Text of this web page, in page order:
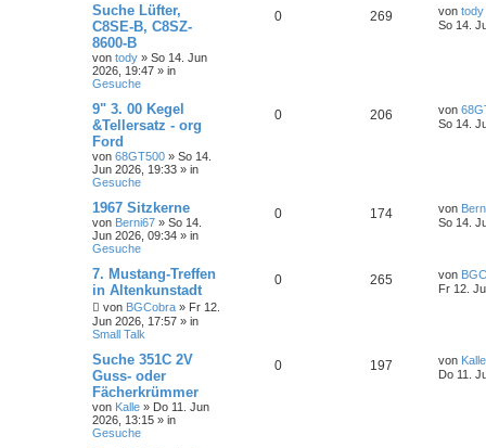
Suche Lüfter,
C8SE-B, C8SZ-
8600-B
von tody » So 14. Jun
2026, 19:47 » in
Gesuche
0 269 von tody
So 14.
9" 3. 00 Kegel
&Tellersatz - org
Ford
von 68GT500 » So 14.
Jun 2026, 19:33 » in
Gesuche
0 206 von
So 14.
1967 Sitzkerne
von Berni67 » So 14.
Jun 2026, 09:34 » in
Gesuche
0 174 von
So 14.
7. Mustang-Treffen
in Altenkunstadt
von BGCobra » Fr 12.
Jun 2026, 17:57 » in
Small Talk
0 265 von
Fr 12.
Suche 351C 2V
Guss- oder
Fächerkrümmer
von Kalle » Do 11. Jun
2026, 13:15 » in
Gesuche
0 197 von Kalle
Do 11.